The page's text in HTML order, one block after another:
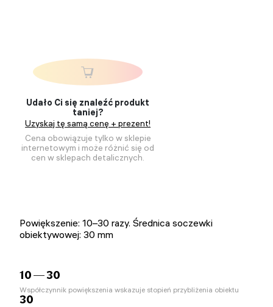
Udało Ci się znaleźć produkt
taniej?
Uzyskaj tę samą cenę + prezent!
Cena obowiązuje tylko w sklepie
internetowym i może różnić się od
cen w sklepach detalicznych.
Powiększenie: 10–30 razy. Średnica soczewki
obiektywowej: 30 mm
10 — 30
Współczynnik powiększenia wskazuje stopień przybliżenia obiektu
30